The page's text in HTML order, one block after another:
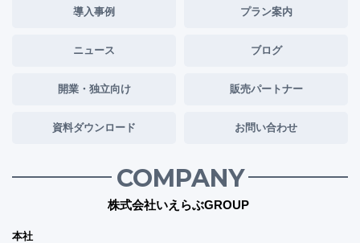
導入事例 プラン案内
ニュース ブログ
開業・独立向け 販売パートナー
資料ダウンロード お問い合わせ
COMPANY
株式会社いえらぶGROUP
本社